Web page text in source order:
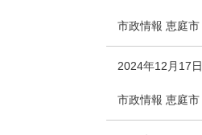
市政情報 恵庭市
2024年12月17日
市政情報 恵庭市